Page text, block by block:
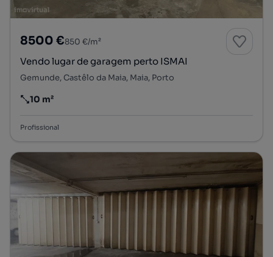
8500 €850 €/m²
Vendo lugar de garagem perto ISMAI
Gemunde, Castêlo da Maia, Maia, Porto
Preço por metro quadrado
10 m²
Profissional